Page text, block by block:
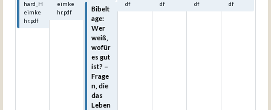
hard_H
eimke
hr.pdf
eimke
hr.pdf
Bibelt
age:
Wer
weiß,
wofür
es gut
ist? –
Frage
n, die
das
Leben
df
df
df
df